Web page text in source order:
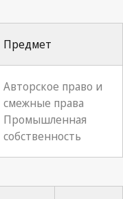
Предмет
Авторское право и
смежные права
Промышленная
собственность